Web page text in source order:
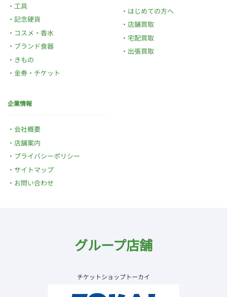
工具
記念硬貨
コスメ・香水
ブランド食器
きもの
金券・チケット
はじめての方へ
店舗買取
宅配買取
出張買取
企業情報
会社概要
店舗案内
プライバシーポリシー
サイトマップ
お問い合わせ
グループ店舗
チケットショップトーカイ